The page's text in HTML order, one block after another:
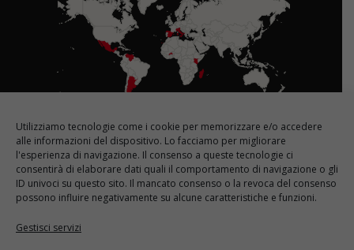
Utilizziamo tecnologie come i cookie per memorizzare e/o accedere
alle informazioni del dispositivo. Lo facciamo per migliorare
l'esperienza di navigazione. Il consenso a queste tecnologie ci
consentirà di elaborare dati quali il comportamento di navigazione o gli
ID univoci su questo sito. Il mancato consenso o la revoca del consenso
possono influire negativamente su alcune caratteristiche e funzioni.
Gestisci servizi
Le nostre sedi in Italia